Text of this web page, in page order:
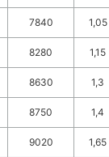
7840 1,05
8280 1,15
8630 1,3
8750 1,4
9020 1,65